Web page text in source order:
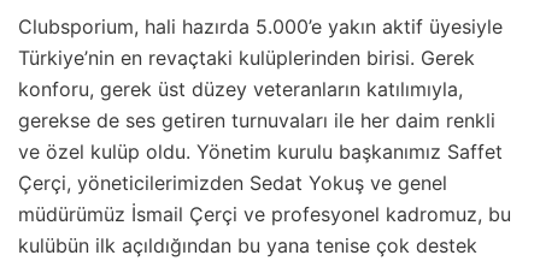
Clubsporium, hali hazırda 5.000’e yakın aktif üyesiyle
Türkiye’nin en revaçtaki kulüplerinden birisi. Gerek
konforu, gerek üst düzey veteranların katılımıyla,
gerekse de ses getiren turnuvaları ile her daim renkli
ve özel kulüp oldu. Yönetim kurulu başkanımız Saffet
Çerçi, yöneticilerimizden Sedat Yokuş ve genel
müdürümüz İsmail Çerçi ve profesyonel kadromuz, bu
kulübün ilk açıldığından bu yana tenise çok destek